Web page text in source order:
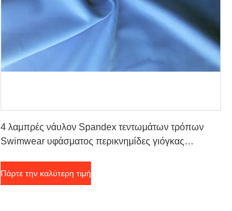
4 λαμπρές νάυλον Spandex τεντωμάτων τρόπων
Swimwear υφάσματος περικνημίδες γιόγκας
Πάρτε την καλύτερη τιμή